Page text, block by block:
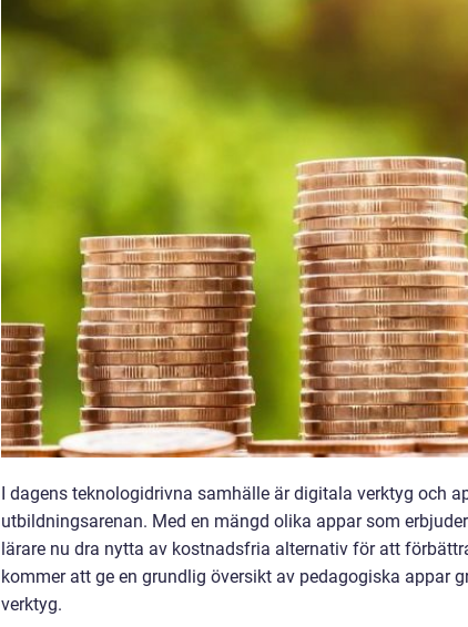
I dagens teknologidrivna samhälle är digitala verktyg och
utbildningsarenan. Med en mängd olika appar som
lärare nu dra nytta av kostnadsfria alternativ för att
kommer att ge en grundlig översikt av pedagogiska appar
verktyg.